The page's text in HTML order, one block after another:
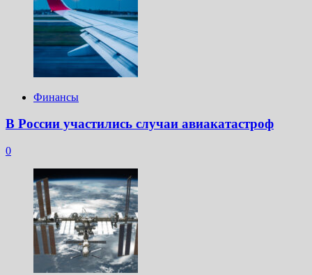
Финансы
В России участились случаи авиакатастроф
0